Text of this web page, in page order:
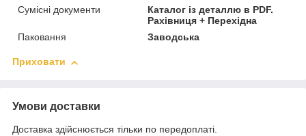
Сумісні документи
Каталог із деталлю в PDF.
Рахівниця + Перехідна
Паковання
Заводська
Приховати
Умови доставки
Доставка здійснюється тільки по передоплаті.